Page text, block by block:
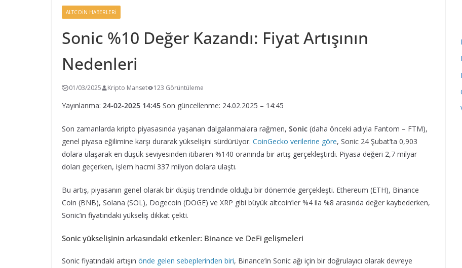
ALTCOIN HABERLERI
Sonic %10 Değer Kazandı: Fiyat Artışının
Nedenleri
01/03/2025 Kripto Manset 123 Görüntüleme
Yayınlanma: 24-02-2025 14:45 Son güncellenme: 24.02.2025 – 14:45
Son zamanlarda kripto piyasasında yaşanan dalgalanmalara rağmen, Sonic (daha önceki adıyla Fantom – FTM),
genel piyasa eğilimine karşı durarak yükselişini sürdürüyor. CoinGecko verilerine göre, Sonic 24 Şubat’ta 0,903
dolara ulaşarak en düşük seviyesinden itibaren %140 oranında bir artış gerçekleştirdi. Piyasa değeri 2,7 milyar
doları geçerken, işlem hacmi 337 milyon dolara ulaştı.
Bu artış, piyasanın genel olarak bir düşüş trendinde olduğu bir dönemde gerçekleşti. Ethereum (ETH), Binance
Coin (BNB), Solana (SOL), Dogecoin (DOGE) ve XRP gibi büyük altcoin’ler %4 ila %8 arasında değer kaybederken,
Sonic’in fiyatındaki yükseliş dikkat çekti.
Sonic yükselişinin arkasındaki etkenler: Binance ve DeFi gelişmeleri
Sonic fiyatındaki artışın önde gelen sebeplerinden biri, Binance’in Sonic ağı için bir doğrulayıcı olarak devreye